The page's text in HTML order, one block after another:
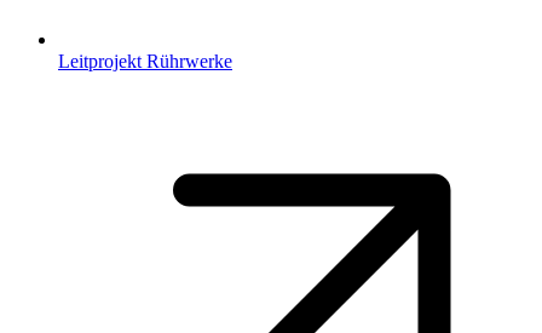
Leitprojekt Rührwerke